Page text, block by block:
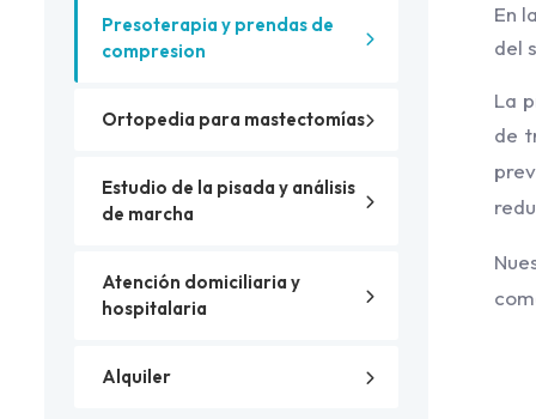
Presoterapia y prendas de
compresion
Ortopedia para mastectomías
Estudio de la pisada y análisis
de marcha
Atención domiciliaria y
hospitalaria
Alquiler
En
del
La
de